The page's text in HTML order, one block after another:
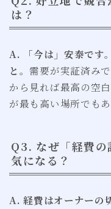
は？
A. 「今は」安泰です
と 。需要が実証済み
から見れば最高の空
が最も高い場所でもあ
Q3. なぜ「経費の
気になる？
A. 経費はオーナーの